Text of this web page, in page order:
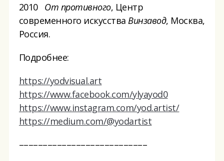
2010 От противного, Центр
современного искусства Винзавод, Москва,
Россия.
Подробнее:
https://yodvisual.art
https://www.facebook.com/ylyayod0
https://www.instagram.com/yod.artist/
https://medium.com/@yodartist
–––––––––––––––––––––––––––